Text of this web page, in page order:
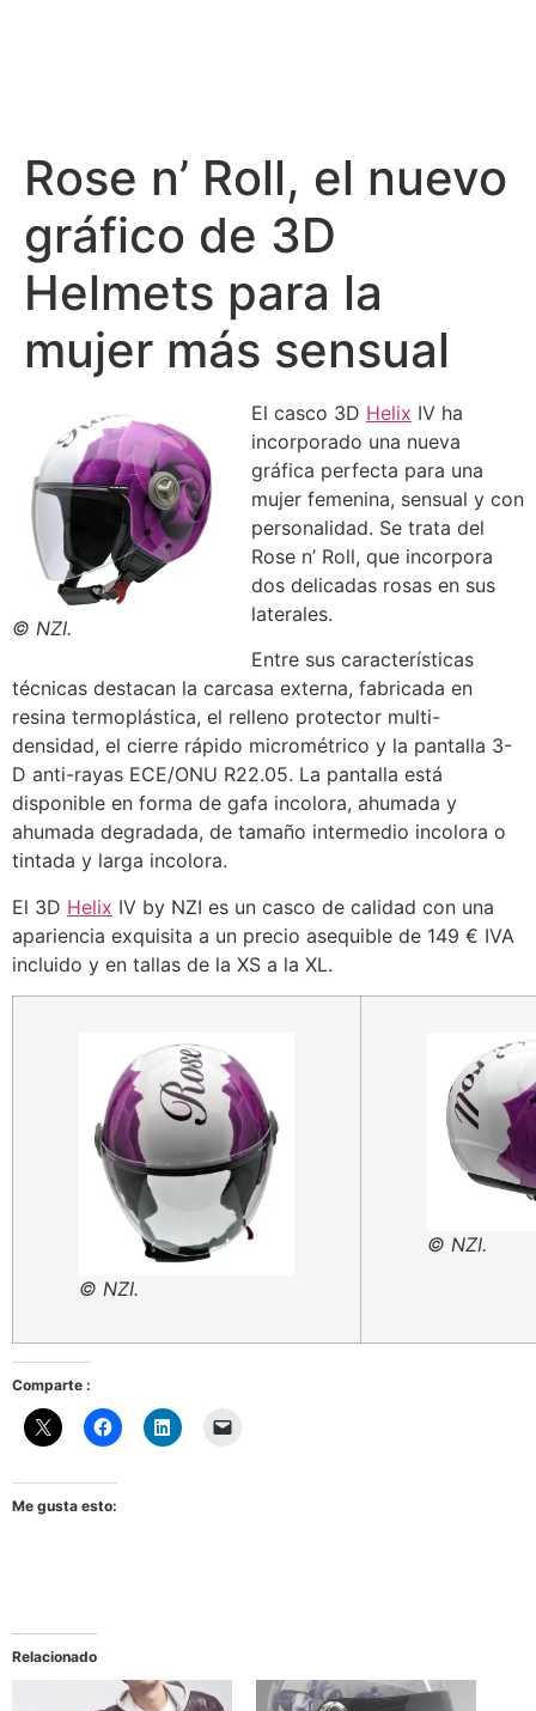
Rose n’ Roll, el nuevo
gráfico de 3D
Helmets para la
mujer más sensual
© NZI.
El casco 3D Helix IV ha
incorporado una nueva
gráfica perfecta para una
mujer femenina, sensual y con
personalidad. Se trata del
Rose n’ Roll, que incorpora
dos delicadas rosas en sus
laterales.
Entre sus características
técnicas destacan la carcasa externa, fabricada en
resina termoplástica, el relleno protector multi-
densidad, el cierre rápido micrométrico y la pantalla 3-
D anti-rayas ECE/ONU R22.05. La pantalla está
disponible en forma de gafa incolora, ahumada y
ahumada degradada, de tamaño intermedio incolora o
tintada y larga incolora.
El 3D Helix IV by NZI es un casco de calidad con una
apariencia exquisita a un precio asequible de 149 € IVA
incluido y en tallas de la XS a la XL.
© NZI.
© NZI.
Comparte :
Me gusta esto:
Relacionado